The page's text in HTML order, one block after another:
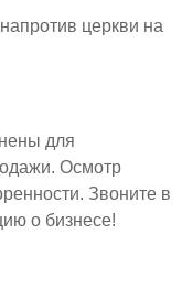
церкви на
для
Осмотр
Звоните в
о бизнесе!